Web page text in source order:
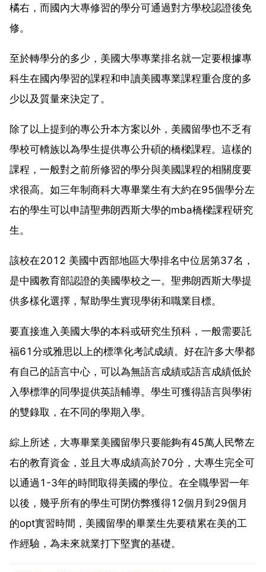
橘右，而國內大專修習的學分可通過對方學校認證後免
修。
至於轉學分的多少，美國大學專業排名就一定要根據專
科生在國內學習的課程和申讀美國專業課程重合度的多
少以及質量來決定了。
除了以上提到的專公升本方案以外，美國留學也不乏有
學校可轎族以為學生提供專公升碩的橋樑課程。這樣的
課程，一般對之前所修習的學分與美國課程的相關度要
求很高。如三年制商科大專畢業生有大約在95個學分左
右的學生可以申請聖弗朗西斯大學的mba橋樑課程研究
生。
該校在2012 美國中西部地區大學排名中位居第37名，
是中國教育部認證的美國學校之一。聖弗朗西斯大學提
供多樣化選擇，幫助學生實現學術和職業目標。
要直接進入美國大學的本科或研究生預科，一般需要託
福61分或雅思以上的標準化考試成績。好在許多大學都
有自己的語言中心，可以為無語言成績或語言成績低於
入學標準的同學提供英語輔導。學生可獲得語言與學術
的雙錄取，在不同的學期入學。
綜上所述，大專畢業美國留學只要能夠有45萬人民幣左
右的教育資金，並且大專成績高於70分，大專生完全可
以通過1-3年的時間取得美國的學位。在全職學習一年
以後，幾乎所有的學生可閉仿弊獲得12個月到29個月
的opt實習時間，美國留學的畢業生先要積累在美的工
作經驗，為未來就業打下堅實的基礎。